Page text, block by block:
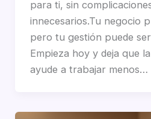
para ti, sin
innecesarios.Tu negocio
pero tu gestión puede
Empieza hoy y deja que
ayude a trabajar menos…